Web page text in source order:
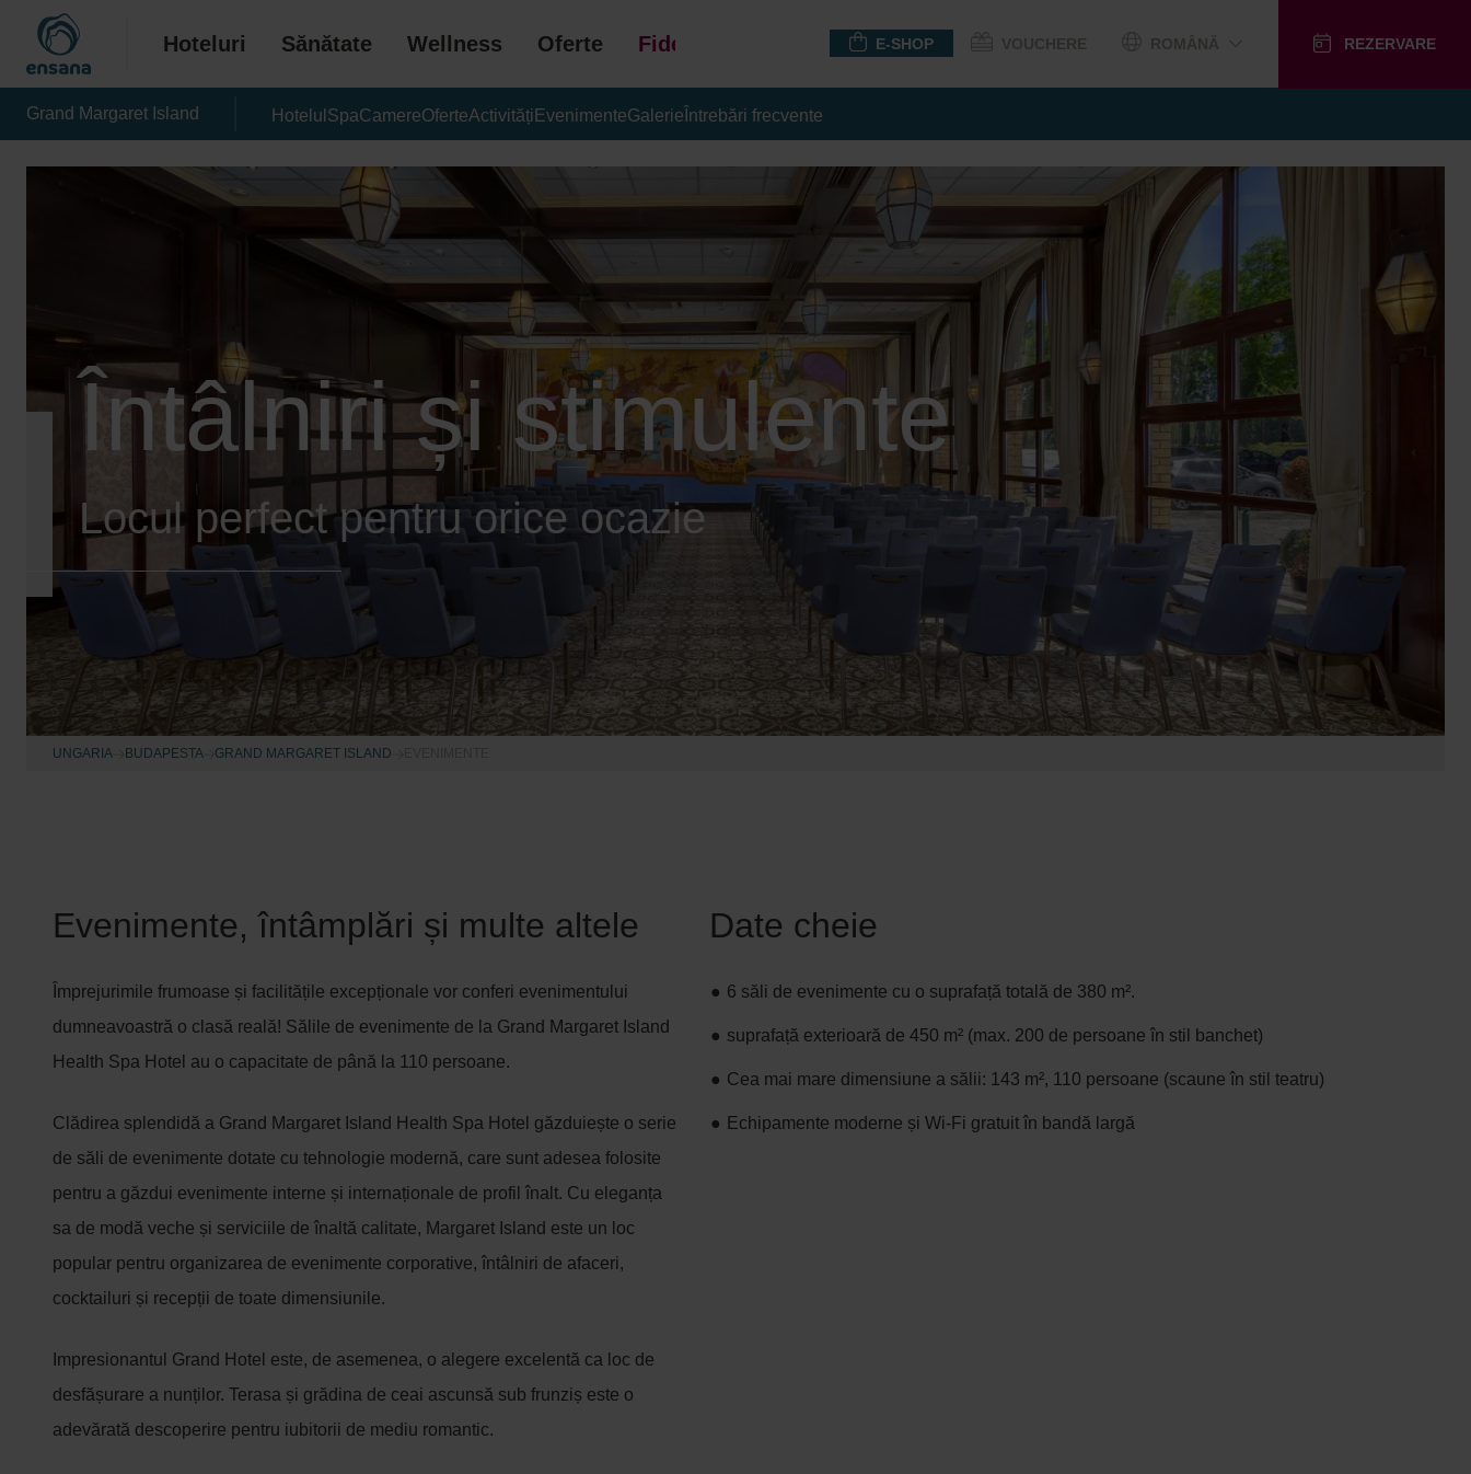
Hoteluri Sănătate Wellness Oferte Fidelizare E-SHOP REZERVARE
Grand Margaret Island Hotelul SpaCamereOferteActivități EvenimenteGalerie Întrebări frecvente
Întâlniri și stimulente
Locul perfect pentru orice ocazie
UNGARIA BUDAPESTA GRAND MARGARET ISLAND
Evenimente, întâmplări și multe altele
Împrejurimile frumoase și facilitățile excepționale vor conferi evenimentului
dumneavoastră o clasă reală! Sălile de evenimente de la Grand Margaret Island
Health Spa Hotel au o capacitate de până la 110 persoane.
Clădirea splendidă a Grand Margaret Island Health Spa Hotel găzduiește o serie
de săli de evenimente dotate cu tehnologie modernă, care sunt adesea folosite
pentru a găzdui evenimente interne și internaționale de profil înalt. Cu eleganța
sa de modă veche și serviciile de înaltă calitate, Margaret Island este un loc
popular pentru organizarea de evenimente corporative, întâlniri de afaceri,
cocktailuri și recepții de toate dimensiunile.
Impresionantul Grand Hotel este, de asemenea, o alegere excelentă ca loc de
desfășurare a nunților. Terasa și grădina de ceai ascunsă sub frunziș este o
adevărată descoperire pentru iubitorii de mediu romantic.
Date cheie
6 săli de evenimente cu o suprafață totală de 380 m².
suprafață exterioară de 450 m² (max. 200 de persoane în stil banchet)
Cea mai mare dimensiune a sălii: 143 m², 110 persoane (scaune în stil teatru)
Echipamente moderne și Wi-Fi gratuit în bandă largă